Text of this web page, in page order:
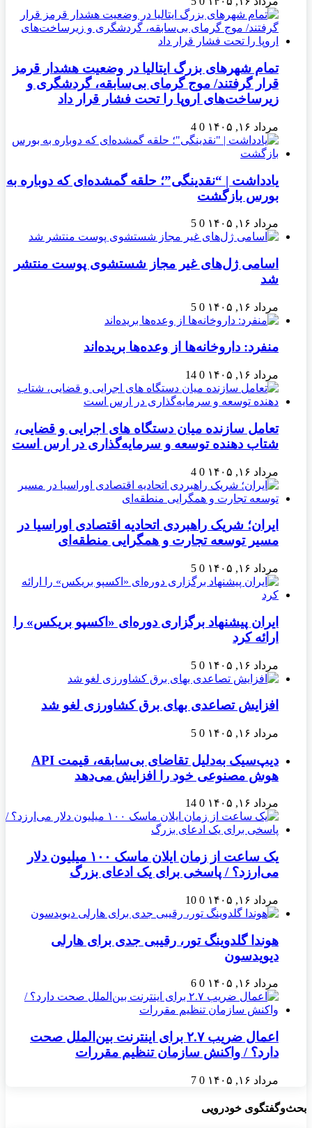
تمام شهرهای بزرگ ایتالیا در وضعیت هشدار قرمز
قرار گرفتند/ موج گرمای بی‌سابقه، گردشگری و
زیرساخت‌های اروپا را تحت فشار قرار داد
مرداد ۱۶, ۱۴۰۵ 0
4
یادداشت | “نقدینگی”؛ حلقه گمشده‌ای که دوباره به
بورس بازگشت
مرداد ۱۶, ۱۴۰۵ 0
5
اسامی ژل‌های غیر مجاز شستشوی پوست منتشر
شد
مرداد ۱۶, ۱۴۰۵ 0
5
منفرد: داروخانه‌ها از وعده‌ها بریده‌اند
مرداد ۱۶, ۱۴۰۵ 0
14
تعامل سازنده میان دستگاه‌ های اجرایی و قضایی،
شتاب‌ دهنده توسعه و سرمایه‌گذاری در ارس است
مرداد ۱۶, ۱۴۰۵ 0
4
ایران؛ شریک راهبردی اتحادیه اقتصادی اوراسیا در
مسیر توسعه تجارت و همگرایی منطقه‌ای
مرداد ۱۶, ۱۴۰۵ 0
5
ایران پیشنهاد برگزاری دوره‌ای «اکسپو بریکس» را
ارائه کرد
مرداد ۱۶, ۱۴۰۵ 0
5
افزایش تصاعدی بهای برق کشاورزی لغو شد
مرداد ۱۶, ۱۴۰۵ 0
5
دیپ‌سیک به‌دلیل تقاضای بی‌سابقه، قیمت API
هوش مصنوعی خود را افزایش می‌دهد
مرداد ۱۶, ۱۴۰۵ 0
14
یک ساعت از زمان ایلان ماسک ۱۰۰ میلیون دلار
می‌ارزد؟ / پاسخی برای یک ادعای بزرگ
مرداد ۱۶, ۱۴۰۵ 0
10
هوندا گلدوینگ تور، رقیبی جدی برای هارلی
دیویدسون
مرداد ۱۶, ۱۴۰۵ 0
6
اعمال ضریب ۲.۷ برای اینترنت بین‌الملل صحت
دارد؟ / واکنش سازمان تنظیم مقررات
مرداد ۱۶, ۱۴۰۵ 0
7
بحث‌وگفتگوی خودرویی